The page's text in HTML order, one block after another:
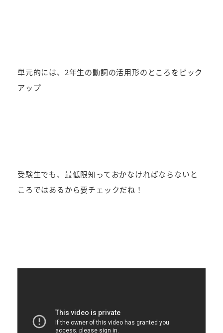
単元的には、2年生の動詞の活用形のところをピック
アップ
受験生でも、最低限知っておかなければならないと
ころではあるから要チェックだね！